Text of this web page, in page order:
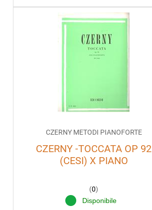
CZERNY METODI PIANOFORTE
CZERNY -TOCCATA OP 92
(CESI) X PIANO
(0)
Disponibile